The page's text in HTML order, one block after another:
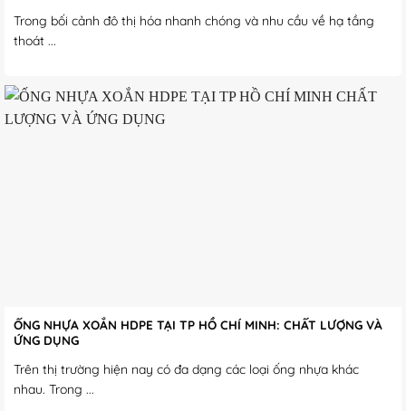
Trong bối cảnh đô thị hóa nhanh chóng và nhu cầu về hạ tầng
thoát ...
ỐNG NHỰA XOẮN HDPE TẠI TP HỒ CHÍ MINH: CHẤT LƯỢNG VÀ
ỨNG DỤNG
Trên thị trường hiện nay có đa dạng các loại ống nhựa khác
nhau. Trong ...